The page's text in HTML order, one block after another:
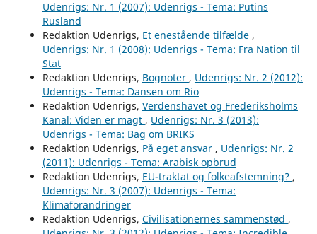
Udenrigs: Nr. 1 (2007): Udenrigs - Tema: Putins
Rusland
Redaktion Udenrigs, Et enestående tilfælde ,
Udenrigs: Nr. 1 (2008): Udenrigs - Tema: Fra Nation til
Stat
Redaktion Udenrigs, Bognoter , Udenrigs: Nr. 2 (2012):
Udenrigs - Tema: Dansen om Rio
Redaktion Udenrigs, Verdenshavet og Frederiksholms
Kanal: Viden er magt , Udenrigs: Nr. 3 (2013):
Udenrigs - Tema: Bag om BRIKS
Redaktion Udenrigs, På eget ansvar , Udenrigs: Nr. 2
(2011): Udenrigs - Tema: Arabisk opbrud
Redaktion Udenrigs, EU-traktat og folkeafstemning? ,
Udenrigs: Nr. 3 (2007): Udenrigs - Tema:
Klimaforandringer
Redaktion Udenrigs, Civilisationernes sammenstød ,